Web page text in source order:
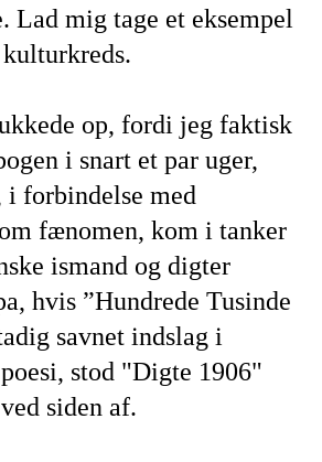
Lad mig tage et eksempel
op, fordi jeg faktisk
i snart et par uger,
i forbindelse med
fænomen, kom i tanker
ismand og digter
hvis ”Hundrede Tusinde
savnet indslag i
stod "Digte 1906"
siden af.